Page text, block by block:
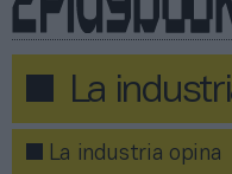
La
La industria opina